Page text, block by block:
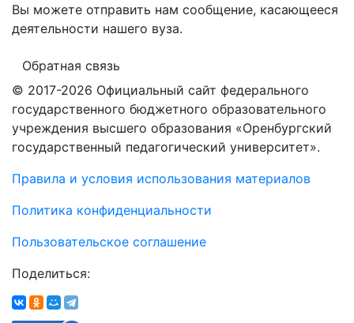
Вы можете отправить нам сообщение, касающееся
деятельности нашего вуза.
Обратная связь
© 2017-2026 Официальный сайт федерального
государственного бюджетного образовательного
учреждения высшего образования «Оренбургский
государственный педагогический университет».
Правила и условия использования материалов
Политика конфиденциальности
Пользовательское соглашение
Поделиться: